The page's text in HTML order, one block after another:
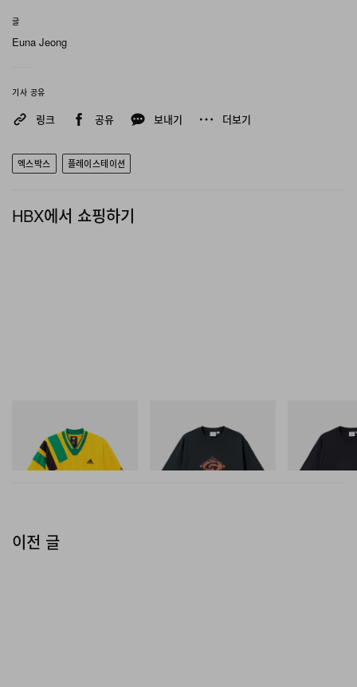
글
Euna Jeong
기사 공유
링크 공유 보내기 더보기
엑스박스 플레이스테이션
HBX에서 쇼핑하기
Adidas Originals X Brain
Dead Disney Football Jersey
쇼핑하기
Flame Tee
쇼핑하기
One Point
쇼핑하기
이전 글